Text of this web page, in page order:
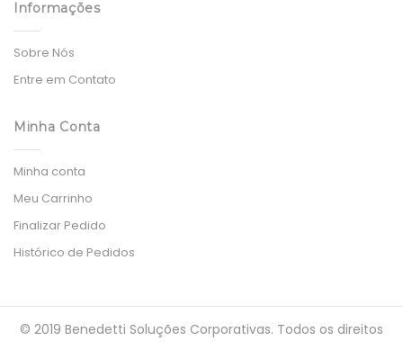
Informações
Sobre Nós
Entre em Contato
Minha Conta
Minha conta
Meu Carrinho
Finalizar Pedido
Histórico de Pedidos
© 2019 Benedetti Soluções Corporativas. Todos os direitos